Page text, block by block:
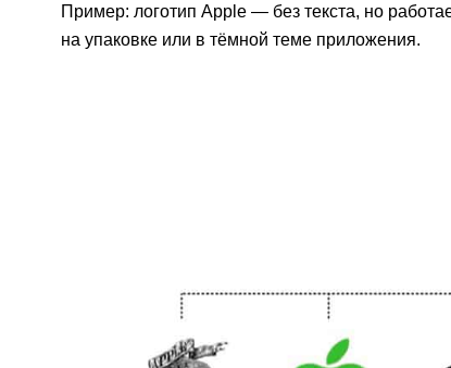
Пример: логотип Apple — без текста, но
на упаковке или в тёмной теме приложения.